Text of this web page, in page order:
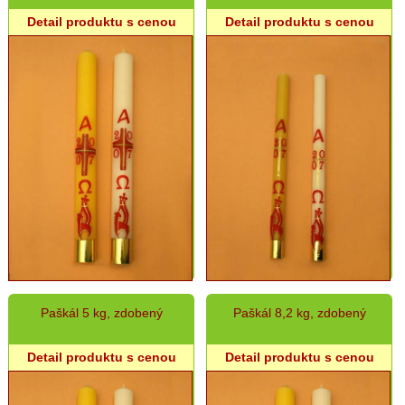
Detail produktu s cenou Detail produktu s cenou
Paškál 5 kg, zdobený
Detail produktu s cenou
Paškál 8,2 kg, zdobený
Detail produktu s cenou